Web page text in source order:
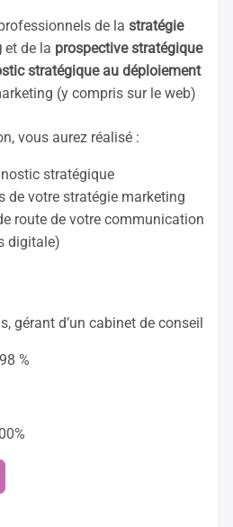
de la stratégie
et de la prospective stratégique
stratégique au déploiement
(y compris sur le web)
vous aurez réalisé :
stratégique
de votre stratégie marketing
route de votre communication
digitale)
gérant d’un cabinet de conseil
%